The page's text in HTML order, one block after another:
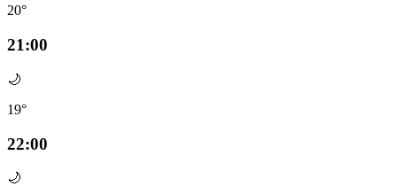
20°
21:00
🌙
19°
22:00
🌙